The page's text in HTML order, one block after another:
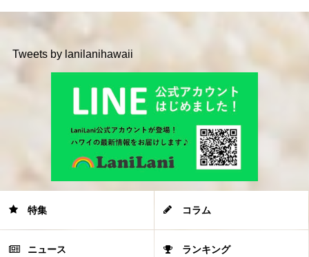
Tweets by lanilanihawaii
特集 コラム
ニュース ランキング